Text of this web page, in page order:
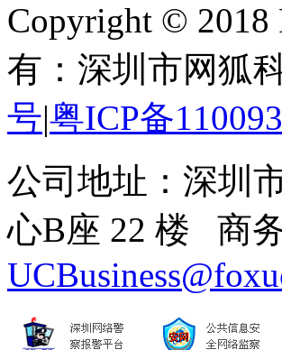
Copyright © 2018
有：深圳市网狐
号|粤ICP备
公司地址：深圳
心B座 22 楼 商